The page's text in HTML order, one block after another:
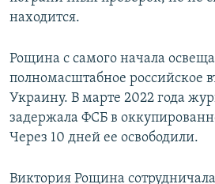
находится.
Рощина с самого начала
полномасштабное российское
Украину. В марте 2022 года
задержала ФСБ в
Через 10 дней ее освободили.
Виктория Рощина